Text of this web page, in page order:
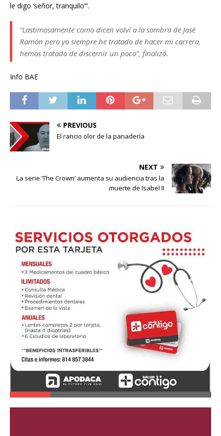
le digo ‘señor, tranquilo’”.
“Lastimosamente como dicen volví a la sombra de José
Ramón pero yo siempre he tratado de hacer mi carrera,
hemos tratado de discernir un poco”, finalizó.
Info BAE
PREVIOUS
El rancio olor de la panadería
NEXT
La serie ‘The Crown’ aumenta su audiencia tras la
muerte de Isabel II